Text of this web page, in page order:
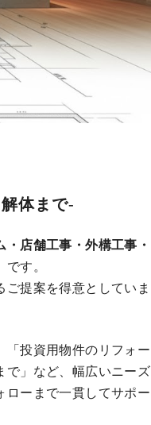
体まで-
・店舗工事・外構工事・
す。
提案を得意としていま
「投資用物件のリフォー
で」など、幅広いニーズ
ローまで一貫してサポー